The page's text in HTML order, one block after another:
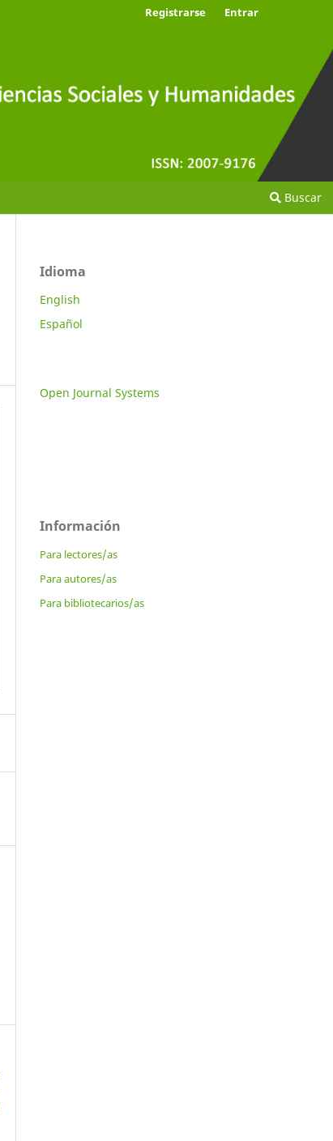
Buscar
Registrarse Entrar
Idioma
English
Español
Open Journal Systems
Información
Para lectores/as
Para autores/as
Para bibliotecarios/as